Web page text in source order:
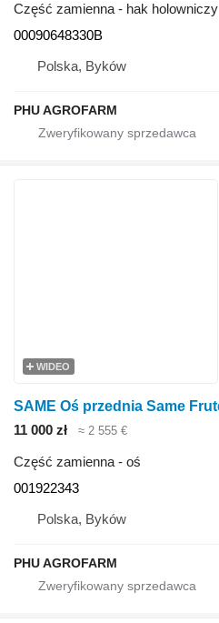
Część zamienna - hak holowniczy
00090648330B
Polska, Byków
PHU AGROFARM
WIDEO
11 000 zł ≈ 2 555 €
Część zamienna - oś
001922343
Polska, Byków
PHU AGROFARM